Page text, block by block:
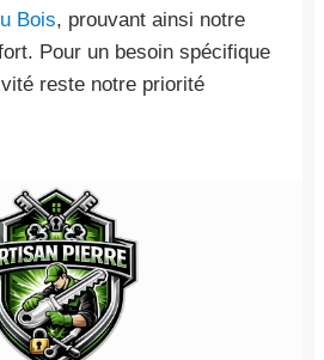
Bois, prouvant ainsi notre
Pour un besoin spécifique
reste notre priorité